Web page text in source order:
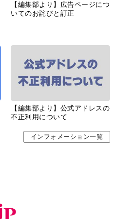
【編集部より】広告ページにつ
いてのお詫びと訂正
【編集部より】公式アドレスの
不正利用について
インフォメーション一覧